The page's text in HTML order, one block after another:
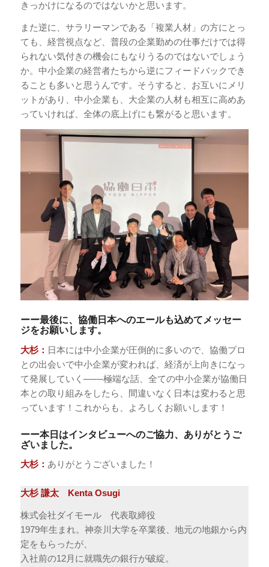
きっかけになるのではないかと思います。
また逆に、サラリーマンである「複業人材」の方にとっ
ても、経営視点など、普段の企業勤めの仕事だけでは得
られない気付きの機会にもなりうるのではないでしょう
か。中小企業の経営者たちから逆にフィードバックでき
ることも多いと思うんです。そうすると、お互いにメリ
ットがあり、中小企業も、大企業の人材も相互に高めあ
っていければ、全体の底上げにも繋がると思います。
ーー最後に、協働日本へのエールも込めてメッセー
ジをお願いします。
大杉： 日本には中小企業が圧倒的に多いので、協働プロ
との出会いで中小企業が変われば、経済が上向きになっ
て発展していく───極端な話、全ての中小企業が協働日
本との取り組みをしたら、間違いなく日本は変わると思
っています！これからも、よろしくお願いします！
ーー本日はインタビューへのご協力、ありがとうご
ざいました。
大杉： ありがとうございました！
大杉 謙太 Kenta Osugi
株式会社ダイモール 代表取締役
1979年生まれ。神奈川大学を卒業後、地元の地銀から内
定をもらったが、
入社前の12月に就職先の銀行が破綻。